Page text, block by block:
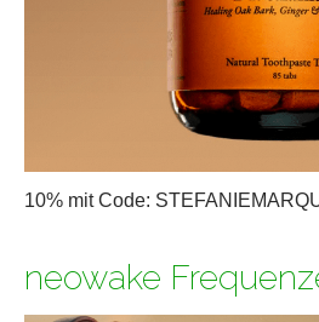
10% mit Code:
neowake